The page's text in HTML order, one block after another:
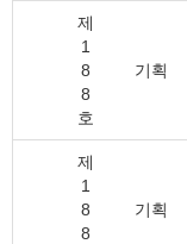
제
1
8
8
호
기획
제
1
8
8
기획